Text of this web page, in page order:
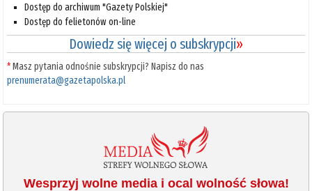
Dostęp do archiwum "Gazety Polskiej"
Dostęp do felietonów on-line
Dowiedz się więcej o subskrypcji»
*Masz pytania odnośnie subskrypcji? Napisz do nas
prenumerata@gazetapolska.pl
Wesprzyj wolne media i ocal wolność słowa!